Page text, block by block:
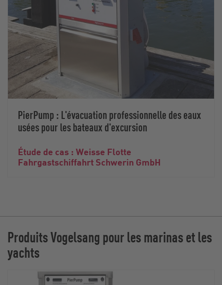
PierPump : L'évacuation professionnelle des eaux
usées pour les bateaux d'excursion
Étude de cas : Weisse Flotte
Fahrgastschiffahrt Schwerin GmbH
Produits Vogelsang pour les marinas et les
yachts